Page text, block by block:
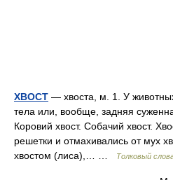
ХВОСТ — хвоста, м. 1. У
тела или, вообще, задняя
Коровий хвост. Собачий хвост.
решетки и отмахивались от мух
хвостом (лиса),… …
Толковый